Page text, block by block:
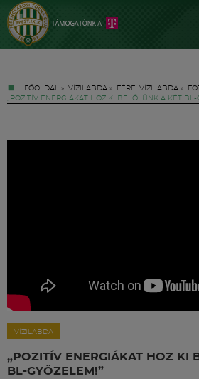
FŐOLDAL » VÍZILABDA » FÉRFI VÍZILABDA »
„POZITÍV ENERGIÁKAT HOZ KI BELŐLÜNK A KÉT BL-
VÍZILABDA
„POZITÍV ENERGIÁKAT HOZ KI
BL-GYŐZELEM!”
Hírek
Labdarúgás
Szakosztályok